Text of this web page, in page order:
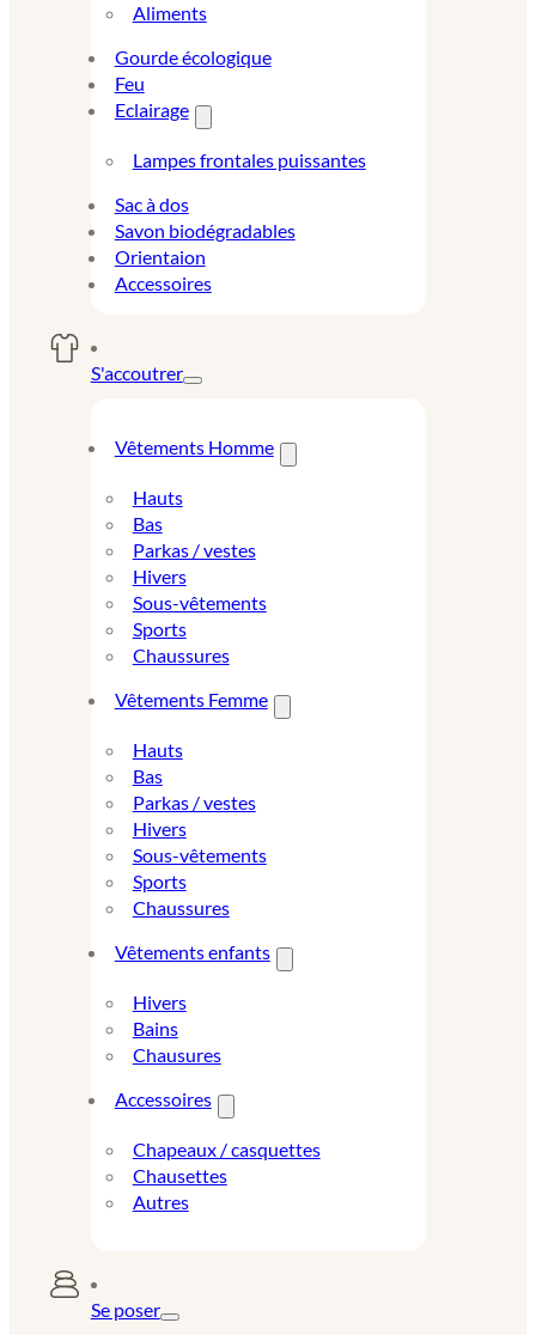
Aliments
Gourde écologique
Feu
Eclairage
Lampes frontales puissantes
Sac à dos
Savon biodégradables
Orientaion
Accessoires
S'accoutrer
Vêtements Homme
Hauts
Bas
Parkas / vestes
Hivers
Sous-vêtements
Sports
Chaussures
Vêtements Femme
Hauts
Bas
Parkas / vestes
Hivers
Sous-vêtements
Sports
Chaussures
Vêtements enfants
Hivers
Bains
Chausures
Accessoires
Chapeaux / casquettes
Chausettes
Autres
Se poser